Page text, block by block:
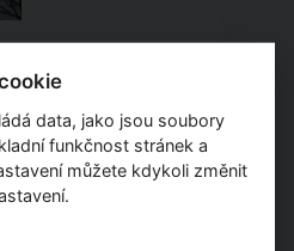
a aktuality
TV Architect představuje -
Architektonická a projekční
data, jako jsou soubory
funkčnost stránek a
můžete kdykoli změnit